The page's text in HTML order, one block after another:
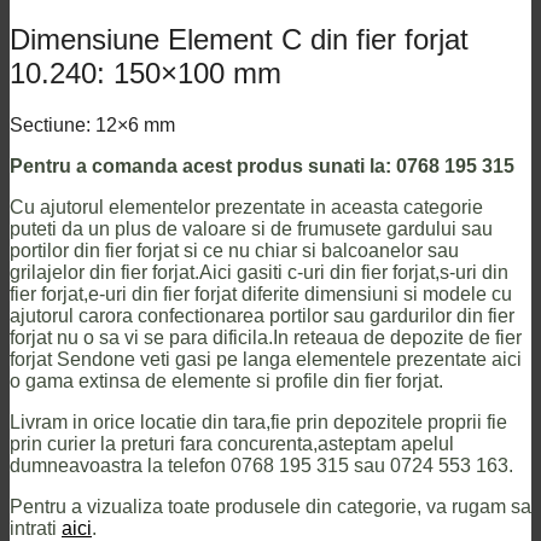
Dimensiune Element C din fier forjat
10.240: 150×100 mm
Sectiune: 12×6 mm
Pentru a comanda acest produs sunati la: 0768 195 315
Cu ajutorul elementelor prezentate in aceasta categorie
puteti da un plus de valoare si de frumusete gardului sau
portilor din fier forjat si ce nu chiar si balcoanelor sau
grilajelor din fier forjat.Aici gasiti c-uri din fier forjat,s-uri din
fier forjat,e-uri din fier forjat diferite dimensiuni si modele cu
ajutorul carora confectionarea portilor sau gardurilor din fier
forjat nu o sa vi se para dificila.In reteaua de depozite de fier
forjat Sendone veti gasi pe langa elementele prezentate aici
o gama extinsa de elemente si profile din fier forjat.
Livram in orice locatie din tara,fie prin depozitele proprii fie
prin curier la preturi fara concurenta,asteptam apelul
dumneavoastra la telefon 0768 195 315 sau 0724 553 163.
Pentru a vizualiza toate produsele din categorie, va rugam sa
intrati aici.